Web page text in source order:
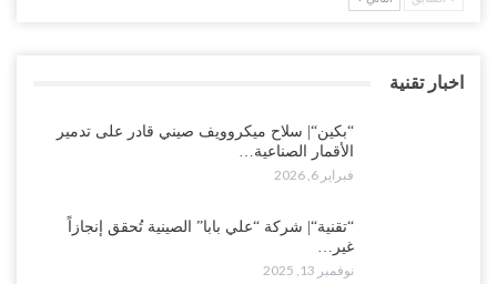
اخبار تقنية
“بكين“| سلاح ميكروويف صيني قادر على تدمير
الأقمار الصناعية…
فبراير 6, 2026
“تقنية“| شركة “علي بابا” الصينية تُحقق إنجازاً
غير…
نوفمبر 13, 2025